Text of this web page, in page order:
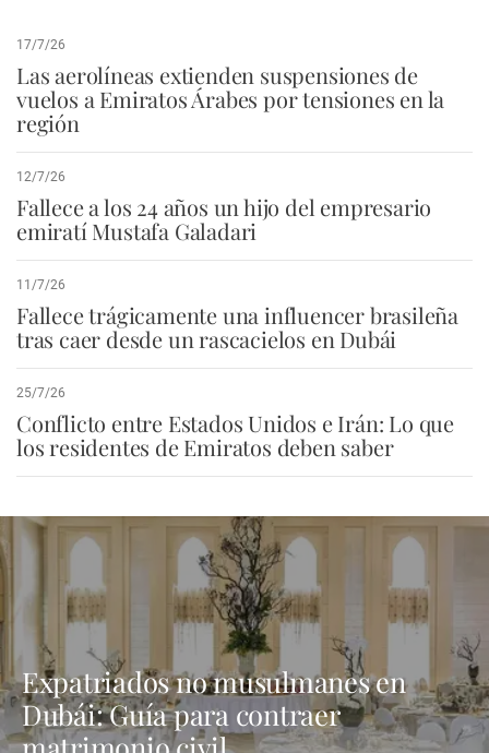
17/7/26
Las aerolíneas extienden suspensiones de
vuelos a Emiratos Árabes por tensiones en la
región
12/7/26
Fallece a los 24 años un hijo del empresario
emiratí Mustafa Galadari
11/7/26
Fallece trágicamente una influencer brasileña
tras caer desde un rascacielos en Dubái
25/7/26
Conflicto entre Estados Unidos e Irán: Lo que
los residentes de Emiratos deben saber
Expatriados no musulmanes en
Dubái: Guía para contraer